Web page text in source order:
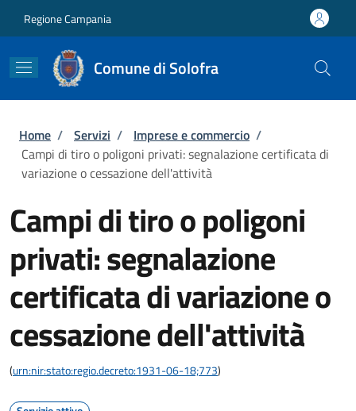
Regione Campania
Comune di Solofra
Briciole di pane
Home / Servizi / Imprese e commercio /
Campi di tiro o poligoni privati: segnalazione certificata di
variazione o cessazione dell'attività
Campi di tiro o poligoni
privati: segnalazione
certificata di variazione o
cessazione dell'attività
(urn:nir:stato:regio.decreto:1931-06-18;773)